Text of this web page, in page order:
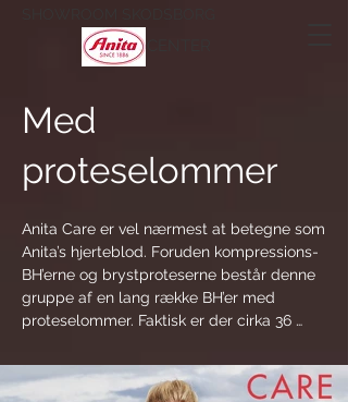
Med
proteselommer
Anita Care er vel nærmest at betegne som
Anita’s hjerteblod. Foruden kompressions-
BH’erne og brystproteserne består denne
gruppe af en lang række BH’er med
proteselommer. Faktisk er der cirka 36
stammer fra Anita Comfort og Rosa Faia
serier, der er tilpasset / modificeret til